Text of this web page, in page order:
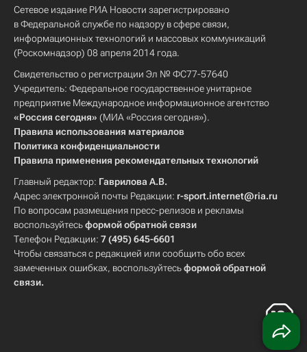
Сетевое издание РИА Новости зарегистрировано
в Федеральной службе по надзору в сфере связи,
информационных технологий и массовых коммуникаций
(Роскомнадзор) 08 апреля 2014 года.
Свидетельство о регистрации Эл № ФС77-57640
Учредитель: Федеральное государственное унитарное
предприятие Международное информационное агентство
«Россия сегодня» (МИА «Россия сегодня»).
Правила использования материалов
Политика конфиденциальности
Правила применения рекомендательных технологий
Главный редактор: Гаврилова А.В.
Адрес электронной почты Редакции: r-sport.internet@ria.ru
По вопросам размещения пресс-релизов и рекламы
воспользуйтесьформой обратной связи
Телефон Редакции: 7 (495) 645-6601
Чтобы связаться с редакцией или сообщить обо всех
замеченных ошибках, воспользуйтесьформой обратной
связи.